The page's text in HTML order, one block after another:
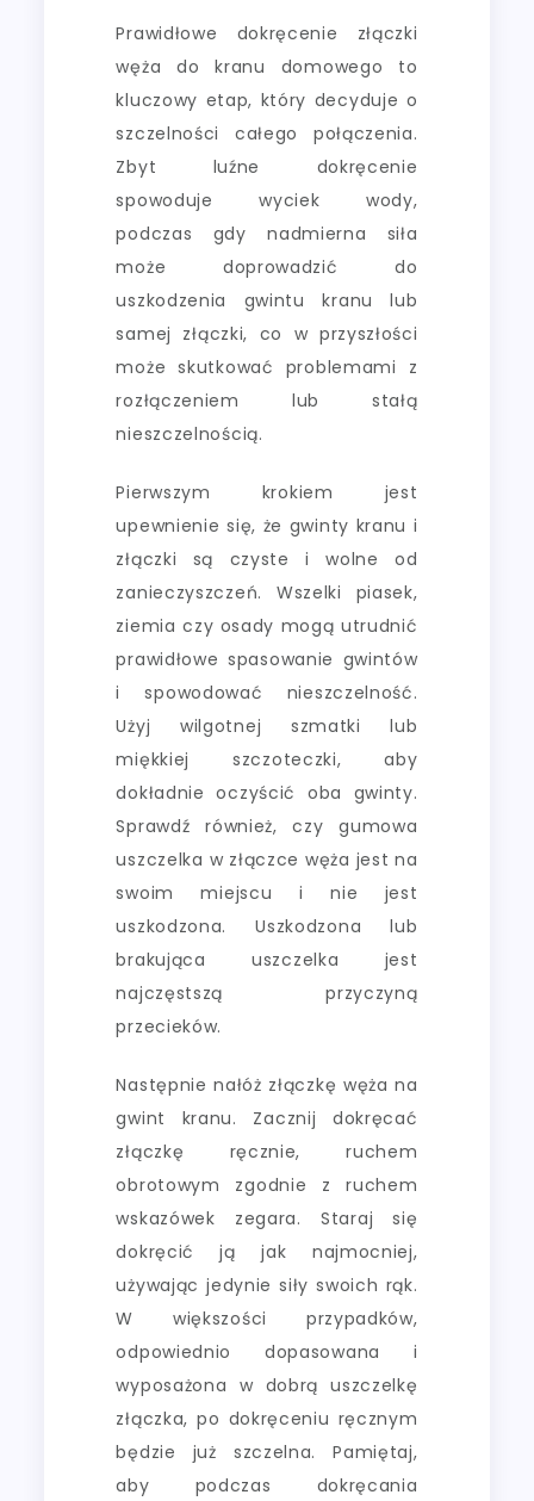
Prawidłowe dokręcenie złączki
węża do kranu domowego to
kluczowy etap, który decyduje o
szczelności całego połączenia.
Zbyt luźne dokręcenie
spowoduje wyciek wody,
podczas gdy nadmierna siła
może doprowadzić do
uszkodzenia gwintu kranu lub
samej złączki, co w przyszłości
może skutkować problemami z
rozłączeniem lub stałą
nieszczelnością.
Pierwszym krokiem jest
upewnienie się, że gwinty kranu i
złączki są czyste i wolne od
zanieczyszczeń. Wszelki piasek,
ziemia czy osady mogą utrudnić
prawidłowe spasowanie gwintów
i spowodować nieszczelność.
Użyj wilgotnej szmatki lub
miękkiej szczoteczki, aby
dokładnie oczyścić oba gwinty.
Sprawdź również, czy gumowa
uszczelka w złączce węża jest na
swoim miejscu i nie jest
uszkodzona. Uszkodzona lub
brakująca uszczelka jest
najczęstszą przyczyną
przecieków.
Następnie nałóż złączkę węża na
gwint kranu. Zacznij dokręcać
złączkę ręcznie, ruchem
obrotowym zgodnie z ruchem
wskazówek zegara. Staraj się
dokręcić ją jak najmocniej,
używając jedynie siły swoich rąk.
W większości przypadków,
odpowiednio dopasowana i
wyposażona w dobrą uszczelkę
złączka, po dokręceniu ręcznym
będzie już szczelna. Pamiętaj,
aby podczas dokręcania